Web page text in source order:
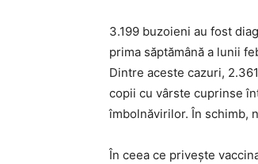
3.199 buzoieni au fost
prima săptămână a lunii
Dintre aceste cazuri,
copii cu vârste cuprinse
îmbolnăvirilor. În schimb,
În ceea ce privește